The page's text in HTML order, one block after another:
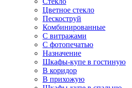
Цветное стекло
Пескоструй
Комбинированные
С витражами
С фотопечатью
Назначение
Шкафы-купе в гостиную
В коридор
В прихожую